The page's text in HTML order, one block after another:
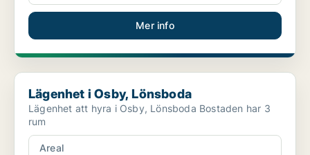
Mer info
Lägenhet i Osby, Lönsboda
Lägenhet i Osby, Lönsboda
Lägenhet att hyra i Osby, Lönsboda Bostaden har 3
rum
Areal